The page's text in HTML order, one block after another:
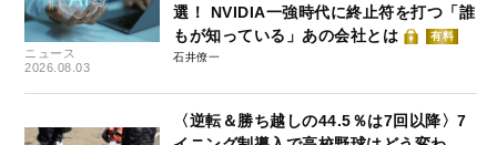
ニュース
2026.08.03
選！ NVIDIA一強時代に終止符を打つ「誰
もが知っている」あの会社とは
有料
石井僚一
〈逆転＆勝ち越しの44.5％は7回以降〉7